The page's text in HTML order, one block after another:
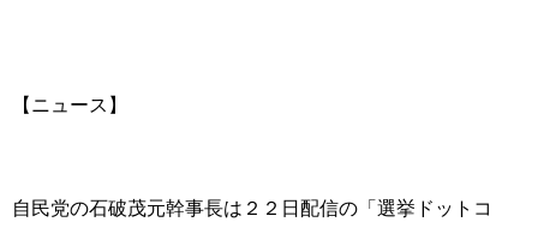
【ニュース】
自民党の石破茂元幹事長は２２日配信の「選挙ドットコ